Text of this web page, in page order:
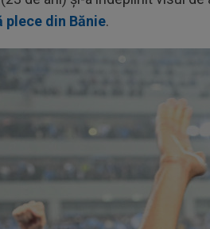
plece din Bănie.